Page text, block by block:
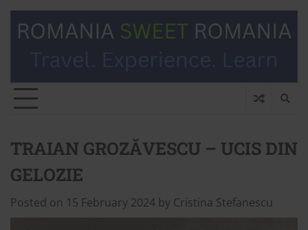
TRAIAN GROZĂVESCU – UCIS DIN
GELOZIE
Posted on 15 February 2024 by Cristina Stefanescu